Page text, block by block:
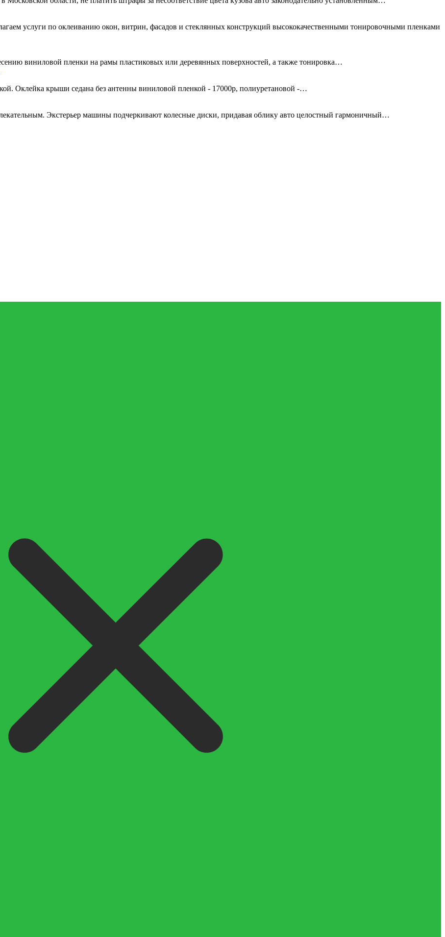
услуги по оклеиванию окон, витрин, фасадов и стеклянных конструкций высококачественными тонировочными пленками
виниловой пленки на рамы пластиковых или деревянных поверхностей, а также тонировка…
Оклейка крыши седана без антенны виниловой пленкой - 17000р, полиуретановой -…
Экстерьер машины подчеркивают колесные диски, придавая облику авто целостный гармоничный…